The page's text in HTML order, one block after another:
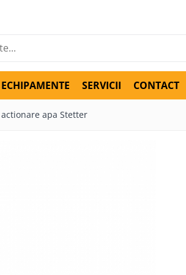
ECHIPAMENTE SERVICII CONTACT
apa Stetter